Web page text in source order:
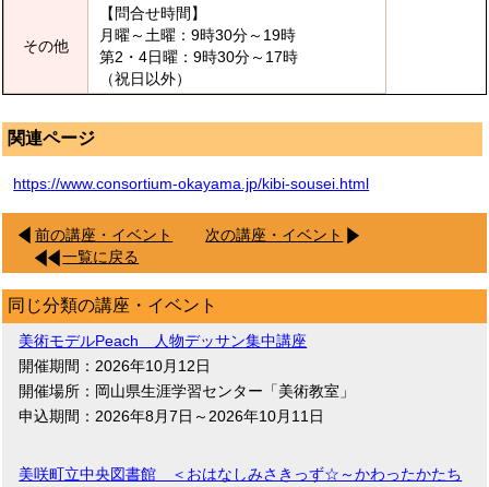
その他
【問合せ時間】
月曜～土曜：9時30分～19時
第2・4日曜：9時30分～17時
（祝日以外）
関連ページ
https://www.consortium-okayama.jp/kibi-sousei.html
前の講座・イベント
次の講座・イベント
一覧に戻る
同じ分類の講座・イベント
美術モデルPeach 人物デッサン集中講座
開催期間：2026年10月12日
開催場所：岡山県生涯学習センター「美術教室」
申込期間：2026年8月7日～2026年10月11日
美咲町立中央図書館 ＜おはなしみさきっず☆～かわったかたち